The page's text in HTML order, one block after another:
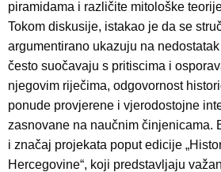
piramidama i različite mitološke
Tokom diskusije, istakao je da se
argumentirano ukazuju na
često suočavaju s pritiscima i
njegovim riječima, odgovornost
ponude provjerene i vjerodostojne
zasnovane na naučnim činjenicama.
i značaj projekata poput edicije
Hercegovine“, koji predstavljaju